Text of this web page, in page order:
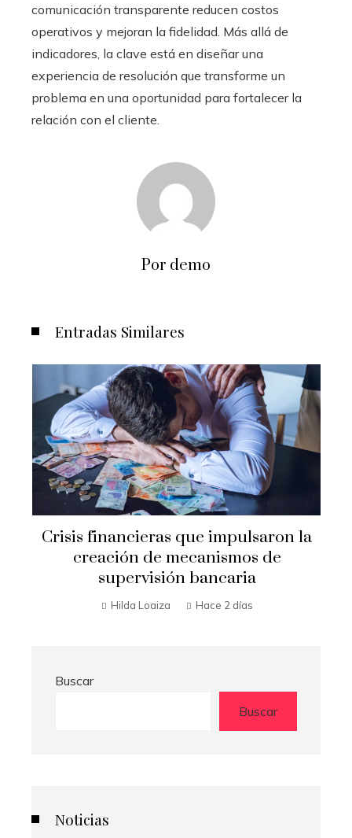
comunicación transparente reducen costos
operativos y mejoran la fidelidad. Más allá de
indicadores, la clave está en diseñar una
experiencia de resolución que transforme un
problema en una oportunidad para fortalecer la
relación con el cliente.
Por demo
Entradas Similares
Crisis financieras que impulsaron la
creación de mecanismos de
supervisión bancaria
Hilda Loaiza Hace 2 días
Buscar
Buscar
Noticias